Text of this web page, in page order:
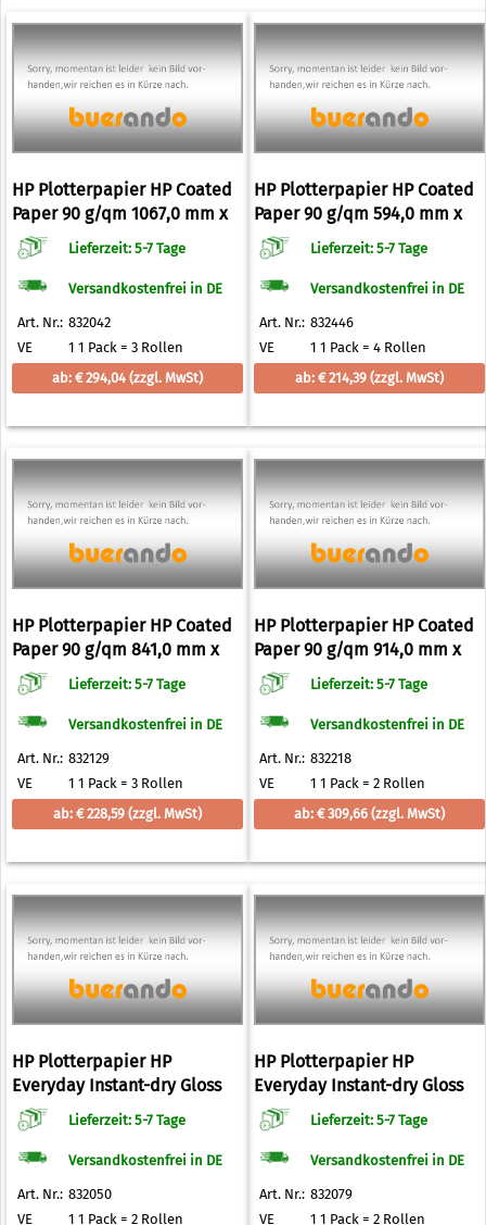
HP Plotterpapier HP Coated
Paper 90 g/qm 1067,0 mm x
45,7 m
Lieferzeit: 5-7 Tage
Versandkostenfrei in DE
Art. Nr.: 832042
VE
1 1 Pack = 3 Rollen
ab: € 294,04 (zzgl. MwSt)
HP Plotterpapier HP Coated
Paper 90 g/qm 594,0 mm x
45,7 m
Lieferzeit: 5-7 Tage
Versandkostenfrei in DE
Art. Nr.: 832446
VE
1 1 Pack = 4 Rollen
ab: € 214,39 (zzgl. MwSt)
HP Plotterpapier HP Coated
Paper 90 g/qm 841,0 mm x
45,7 m
Lieferzeit: 5-7 Tage
Versandkostenfrei in DE
Art. Nr.: 832129
VE
1 1 Pack = 3 Rollen
ab: € 228,59 (zzgl. MwSt)
HP Plotterpapier HP Coated
Paper 90 g/qm 914,0 mm x
91,4 m
Lieferzeit: 5-7 Tage
Versandkostenfrei in DE
Art. Nr.: 832218
VE
1 1 Pack = 2 Rollen
ab: € 309,66 (zzgl. MwSt)
HP Plotterpapier HP
Everyday Instant-dry Gloss
Photo Paper 235 g/qm 1067,0
mm x 30,5 m
Lieferzeit: 5-7 Tage
Versandkostenfrei in DE
Art. Nr.: 832050
VE
1 1 Pack = 2 Rollen
HP Plotterpapier HP
Everyday Instant-dry Gloss
Photo Paper 235 g/qm 914,0
mm x 30,5 m
Lieferzeit: 5-7 Tage
Versandkostenfrei in DE
Art. Nr.: 832079
VE
1 1 Pack = 2 Rollen